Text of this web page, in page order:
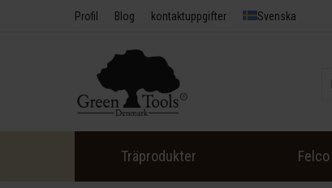
Profil Blog kontaktuppgifter Svenska
Träprodukter Felco